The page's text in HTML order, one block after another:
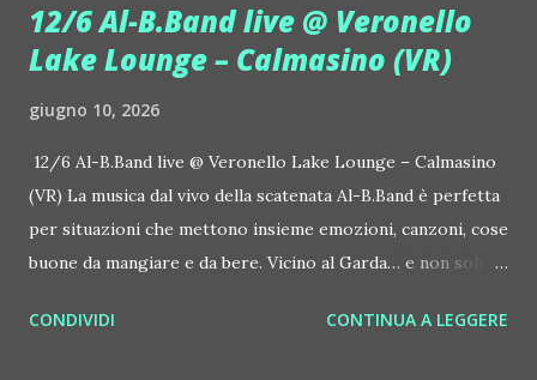
tra Giulia Regain e Dhany, già insieme in precedenti
produzioni come "My Memories" (Universal) e "We Are
connessione universale: un invito a riscoprire la nostra
natura di starseed, figli delle stelle, capaci di portare luce,
creatività ed empatia nel mondo. Con "STARS" Giulia Regain
porta avanti la sua visione musicale che fonde dance
internazionale, a...
12/6 Al-B.Band live @ Veronello
Lake Lounge – Calmasino (VR)
giugno 10, 2026
12/6 Al-B.Band live @ Veronello Lake Lounge – Calmasino
(VR) La musica dal vivo della scatenata Al-B.Band è perfetta
per situazioni che mettono insieme emozioni, canzoni, cose
buone da mangiare e da bere. Vicino al Garda… e non solo. Il
Calmasino (VR, Via Veronello 7), al fresco. Si ascolta anche la
CONDIVIDI CONTINUA A LEGGERE